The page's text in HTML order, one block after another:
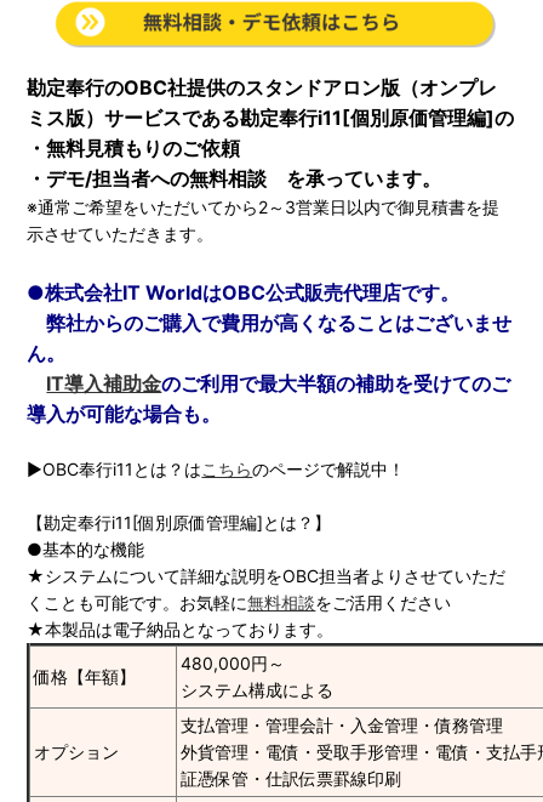
勘定奉行のOBC社提供のスタンドアロン版（オンプレ
ミス版）サービスである勘定奉行i11[個別原価管理編]の
・無料見積もりのご依頼
・デモ/担当者への無料相談 を承っています。
※通常ご希望をいただいてから2～3営業日以内で御見積書を提
示させていただきます。
●株式会社IT WorldはOBC公式販売代理店です。
弊社からのご購入で費用が高くなることはございませ
ん。
IT導入補助金のご利用で最大半額の補助を受けてのご
導入が可能な場合も。
▶OBC奉行i11とは？はこちらのページで解説中！
【勘定奉行i11[個別原価管理編]とは？】
●基本的な機能
★システムについて詳細な説明をOBC担当者よりさせていただ
くことも可能です。お気軽に無料相談をご活用ください
★本製品は電子納品となっております。
価格【年額】
480,000円～
システム構成による
オプション
支払管理・管理会計・入金管理・債務管理
外貨管理・電債・受取手形管理・電債・支払手
証憑保管・仕訳伝票罫線印刷